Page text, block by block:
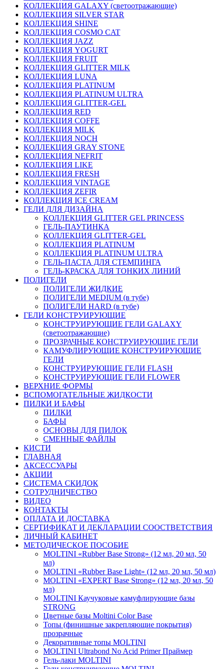
КОЛЛЕКЦИЯ GALAXY (светоотражающие)
КОЛЛЕКЦИЯ SILVER STAR
КОЛЛЕКЦИЯ SHINE
КОЛЛЕКЦИЯ COSMO CAT
КОЛЛЕКЦИЯ JAZZ
КОЛЛЕКЦИЯ YOGURT
КОЛЛЕКЦИЯ FRUIT
КОЛЛЕКЦИЯ GLITTER MILK
КОЛЛЕКЦИЯ LUNA
КОЛЛЕКЦИЯ PLATINUM
КОЛЛЕКЦИЯ PLATINUM ULTRA
КОЛЛЕКЦИЯ GLITTER-GEL
КОЛЛЕКЦИЯ RED
КОЛЛЕКЦИЯ COFFE
КОЛЛЕКЦИЯ MILK
КОЛЛЕКЦИЯ NOCH
КОЛЛЕКЦИЯ GRAY STONE
КОЛЛЕКЦИЯ NEFRIT
КОЛЛЕКЦИЯ LIKE
КОЛЛЕКЦИЯ FRESH
КОЛЛЕКЦИЯ VINTAGE
КОЛЛЕКЦИЯ ZEFIR
КОЛЛЕКЦИЯ ICE CREAM
ГЕЛИ ДЛЯ ДИЗАЙНА
КОЛЛЕКЦИЯ GLITTER GEL PRINCESS
ГЕЛЬ-ПАУТИНКА
КОЛЛЕКЦИЯ GLITTER-GEL
КОЛЛЕКЦИЯ PLATINUM
КОЛЛЕКЦИЯ PLATINUM ULTRA
ГЕЛЬ-ПАСТА ДЛЯ СТЕМПИНГА
ГЕЛЬ-КРАСКА ДЛЯ ТОНКИХ ЛИНИЙ
ПОЛИГЕЛИ
ПОЛИГЕЛИ ЖИДКИЕ
ПОЛИГЕЛИ MEDIUM (в тубе)
ПОЛИГЕЛИ HARD (в тубе)
ГЕЛИ КОНСТРУИРУЮЩИЕ
КОНСТРУИРУЮЩИЕ ГЕЛИ GALAXY
(светоотражающие)
ПРОЗРАЧНЫЕ КОНСТРУИРУЮЩИЕ ГЕЛИ
КАМУФЛИРУЮЩИЕ КОНСТРУИРУЮЩИЕ
ГЕЛИ
КОНСТРУИРУЮЩИЕ ГЕЛИ FLASH
КОНСТРУИРУЮЩИЕ ГЕЛИ FLOWER
ВЕРХНИЕ ФОРМЫ
ВСПОМОГАТЕЛЬНЫЕ ЖИДКОСТИ
ПИЛКИ И БАФЫ
ПИЛКИ
БАФЫ
ОСНОВЫ ДЛЯ ПИЛОК
СМЕННЫЕ ФАЙЛЫ
КИСТИ
ГЛАВНАЯ
АКСЕССУАРЫ
АКЦИИ
СИСТЕМА СКИДОК
СОТРУДНИЧЕСТВО
ВИДЕО
КОНТАКТЫ
ОПЛАТА И ДОСТАВКА
СЕРТИФИКАТ И ДЕКЛАРАЦИИ СООСТВЕТСТВИЯ
ЛИЧНЫЙ КАБИНЕТ
МЕТОДИЧЕСКОЕ ПОСОБИЕ
MOLTINI «Rubber Base Strong» (12 мл, 20 мл, 50
мл)
MOLTINI «Rubber Base Light» (12 мл, 20 мл, 50 мл)
MOLTINI «EXPERT Base Strong» (12 мл, 20 мл, 50
мл)
MOLTINI Каучуковые камуфлирующие базы
STRONG
Цветные базы Moltini Color Base
Топы (финишные закрепляющие покрытия)
прозрачные
Декоративные топы MOLTINI
MOLTINI Ultrabond No Acid Primer Праймер
Гель-лаки MOLTINI